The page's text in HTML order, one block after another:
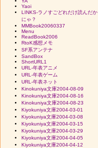
Yaoi
LINKS-ラノすごどれだけ読んだか
にゃ？
MMBook20060337
Menu
ReadBook2006
RtoK感想メモ
SF系アンテナ
SandBox
ShortURL1
URL-年表アニメ
URL-年表ゲーム
URL-年表ネット
Kinokuniya文庫2004-08-09
Kinokuniya文庫2004-08-16
Kinokuniya文庫2004-08-23
Kiyokuniya文庫2004-03-01
Kiyokuniya文庫2004-03-08
Kiyokuniya文庫2004-03-15
Kiyokuniya文庫2004-03-29
Kiyokuniya文庫2004-04-05
Kiyokuniya文庫2004-04-12